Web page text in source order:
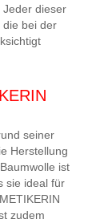
Jeder dieser
die bei der
seiner
Herstellung
ist
sie ideal für
zudem